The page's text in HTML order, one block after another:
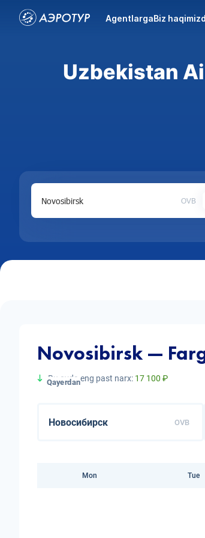
AgentlargaBiz
Uzbekistan
OVB
Novosibirsk —
Bu oyda eng past narx: 17 100 ₽
Qayerdan
OVB
Mon Tue